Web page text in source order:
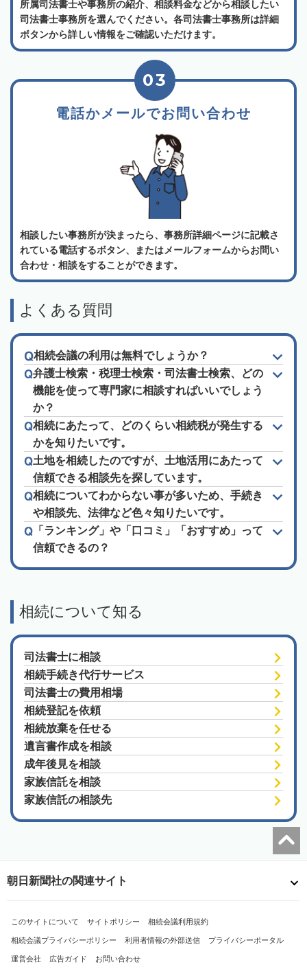
所属司法書士や事務所の紹介、相談料金などから相談したい
司法書士事務所を選んでください。各司法書士事務所は詳細
ボタンから詳しい情報をご確認いただけます。
電話かメールでお問い合わせ
03
相談したい事務所が決まったら、事務所詳細ページに記載さ
れている電話するボタン、またはメールフォームからお問い
合わせ・相談をすることができます。
よくある質問
相続会議の利用は無料でしょうか？
弁護士検索・税理士検索・司法書士検索、どの
機能を使って専門家に相談すればいいでしょう
か？
相続にあたって、どのくらい相続税が発生する
かを知りたいです。
土地を相続したのですが、土地活用にあたって
信頼できる相談先を探しています。
相続についてわからない事が多いため、手続き
や相談先、法律など色々知りたいです。
「ランキング」や「口コミ」「おすすめ」って
信頼できるの？
相続について知る
司法書士に相談
相続手続き代行サービス
司法書士の費用相場
相続登記を依頼
相続放棄を任せる
遺言書作成を相談
成年後見を相談
家族信託を相談
家族信託の相談先
朝日新聞社の関連サイト
このサイトについて サイトポリシー 相続会議利用規約
相続会議プライバシーポリシー 利用者情報の外部送信 プライバシーポータル
運営会社 広告ガイド お問い合わせ